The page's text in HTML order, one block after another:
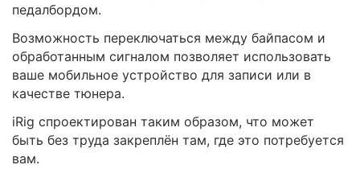
педалбордом.
Возможность переключаться между байпасом и
обработанным сигналом позволяет использовать
ваше мобильное устройство для записи или в
качестве тюнера.
iRig спроектирован таким образом, что может
быть без труда закреплён там, где это потребуется
вам.